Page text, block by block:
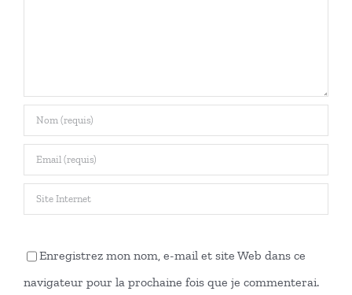
Enregistrez mon nom, e-mail et site Web dans ce
navigateur pour la prochaine fois que je commenterai.